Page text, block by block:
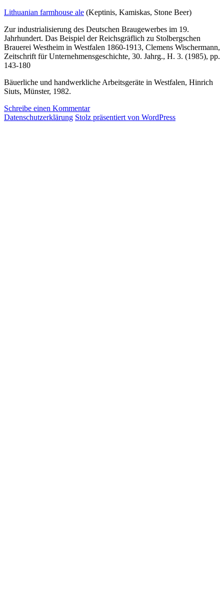
Lithuanian farmhouse ale (Keptinis, Kamiskas, Stone Beer)
Zur industrialisierung des Deutschen Braugewerbes im 19.
Jahrhundert. Das Beispiel der Reichsgräflich zu Stolbergschen
Brauerei Westheim in Westfalen 1860-1913, Clemens Wischermann,
Zeitschrift für Unternehmensgeschichte, 30. Jahrg., H. 3. (1985), pp.
143-180
Bäuerliche und handwerkliche Arbeitsgeräte in Westfalen, Hinrich
Siuts, Münster, 1982.
Schreibe einen Kommentarzu
Das
Datenschutzerklärung Stolz präsentiert von WordPress